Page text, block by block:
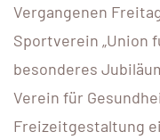
Vergangenen
Sportverein „Union
besonderes
Verein für
Freizeitgestaltung